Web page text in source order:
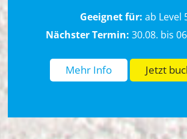
Geeignet für: ab Level
Nächster Termin: 30.08. bis
Mehr Info Jetzt